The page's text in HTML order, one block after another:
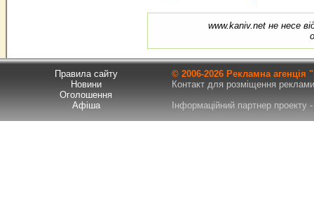
www.kaniv.net не несе
Правила сайту
Новини
Оголошення
Афіша
© 2006-2026 Рекламна
Контакт для розміщення
Інформаційний партнер проекту